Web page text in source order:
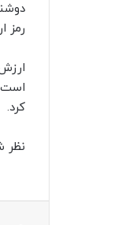
رمز
کرد.
نظر